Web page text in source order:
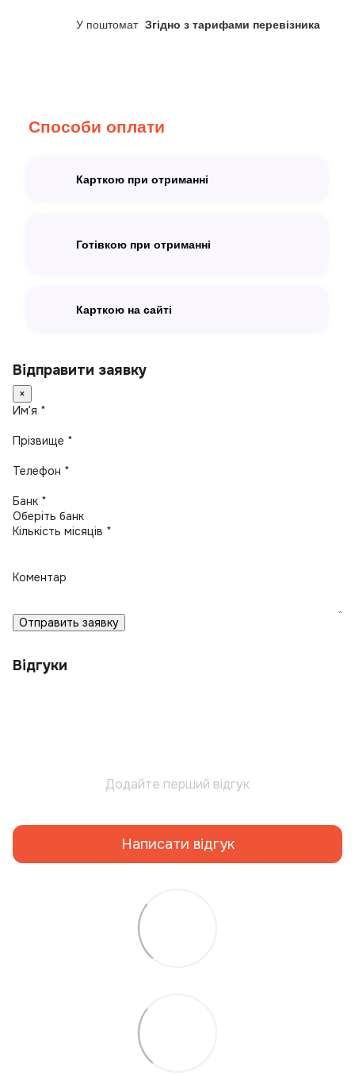
У поштомат Згідно з тарифами перевізника
Способи оплати
Карткою при отриманні
Готівкою при отриманні
Карткою на сайті
Відправити заявку
×
Имʼя *
Прізвище *
Телефон *
Банк *
Кількість місяців *
Коментар
Отправить заявку
Відгуки
Додайте перший відгук
Написати відгук